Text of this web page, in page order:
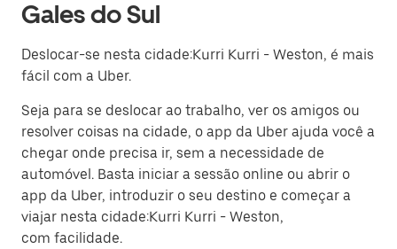
Gales do Sul
Deslocar-se nesta cidade:Kurri Kurri - Weston, é mais
fácil com a Uber.
Seja para se deslocar ao trabalho, ver os amigos ou
resolver coisas na cidade, o app da Uber ajuda você a
chegar onde precisa ir, sem a necessidade de
automóvel. Basta iniciar a sessão online ou abrir o
app da Uber, introduzir o seu destino e começar a
viajar nesta cidade:Kurri Kurri - Weston,
com facilidade.